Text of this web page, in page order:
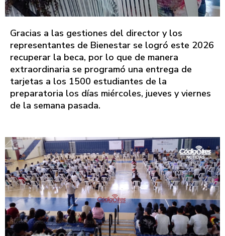
Gracias a las gestiones del director y los
representantes de Bienestar se logró este 2026
recuperar la beca, por lo que de manera
extraordinaria se programó una entrega de
tarjetas a los 1500 estudiantes de la
preparatoria los días miércoles, jueves y viernes
de la semana pasada.